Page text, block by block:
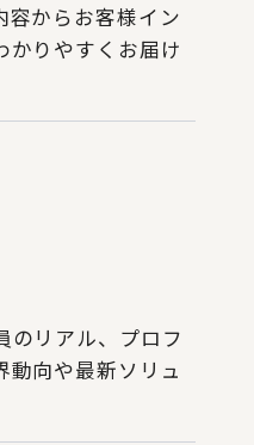
容からお客様イン
かりやすくお届け
のリアル、プロフ
動向や最新ソリュ